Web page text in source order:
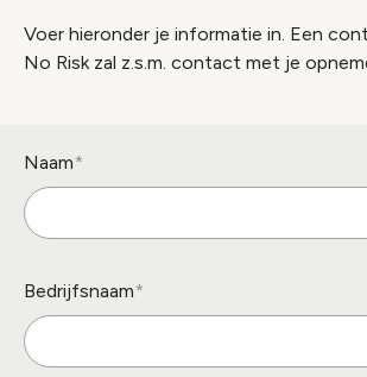
Voer hieronder je informatie in. Een
No Risk zal z.s.m. contact met je
Naam
Bedrijfsnaam